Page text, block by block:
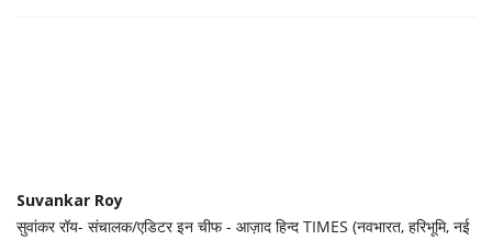
Suvankar Roy
सुवांकर रॉय- संचालक/एडिटर इन चीफ - आज़ाद हिन्द TIMES (नवभारत, हरिभूमि, नई